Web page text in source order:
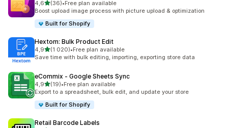
4,6av 5 stjerner
(36)
Totalt 36 omtaler
•Free plan available
Boost upload image process with picture upload & optimization
Built for Shopify
Hextom: Bulk Product Edit
4,9av 5 stjerner
(1 020)
Totalt 1020 omtaler
•Free plan available
Save time with bulk editing, importing, exporting store data
eCommix ‑ Google Sheets Sync
4,9av 5 stjerner
(19)
Totalt 19 omtaler
•Free plan available
Export to a spreadsheet, bulk edit, and update your store
Built for Shopify
Retail Barcode Labels